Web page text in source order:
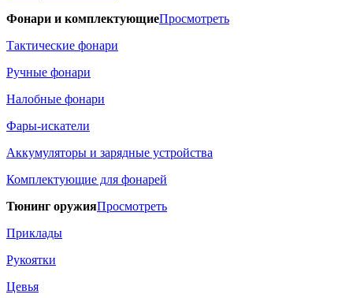
Фонари и комплектующиеПросмотреть
Тактические фонари
Ручные фонари
Налобные фонари
Фары-искатели
Аккумуляторы и зарядные устройства
Комплектующие для фонарей
Тюнинг оружияПросмотреть
Приклады
Рукоятки
Цевья